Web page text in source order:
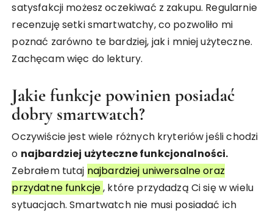
satysfakcji możesz oczekiwać z zakupu. Regularnie
recenzuję setki smartwatchy, co pozwoliło mi
poznać zarówno te bardziej, jak i mniej użyteczne.
Zachęcam więc do lektury.
Jakie funkcje powinien posiadać
dobry smartwatch?
Oczywiście jest wiele różnych kryteriów jeśli chodzi
o najbardziej użyteczne funkcjonalności.
Zebrałem tutaj najbardziej uniwersalne oraz
przydatne funkcje, które przydadzą Ci się w wielu
sytuacjach. Smartwatch nie musi posiadać ich